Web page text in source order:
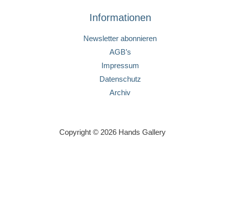
Informationen
Newsletter abonnieren
AGB’s
Impressum
Datenschutz
Archiv
Copyright © 2026 Hands Gallery